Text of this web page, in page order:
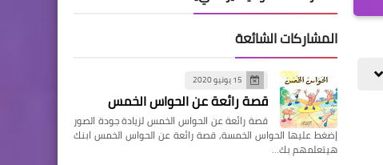
المشاركات الشائعة
15 يونيو 2020
قصة رائعة عن الحواس الخمس
قصة رائعة عن الحواس الخمس لزيادة جودة الصور
إضغط عليها الحواس الخمسة, قصة رائعة عن الحواس الخمس ابنك
هيتعلمهم بك…